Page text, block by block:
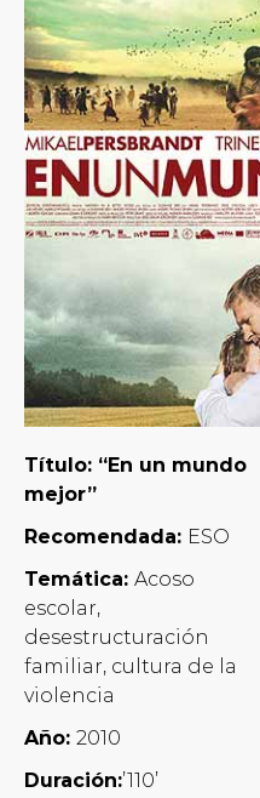
Título: “En un mundo
mejor”
Recomendada: ESO
Temática: Acoso
escolar,
desestructuración
familiar, cultura de la
violencia
Año: 2010
Duración:’110’